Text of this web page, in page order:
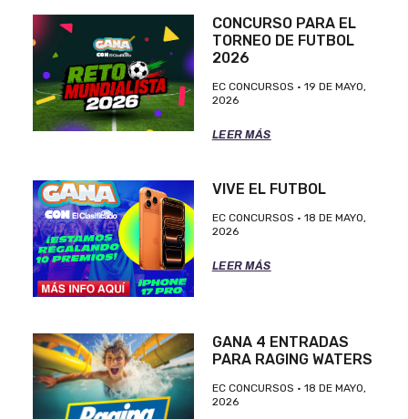
CONCURSO PARA EL
TORNEO DE FUTBOL
2026
EC CONCURSOS
19 DE MAYO,
2026
LEER MÁS
VIVE EL FUTBOL
EC CONCURSOS
18 DE MAYO,
2026
LEER MÁS
GANA 4 ENTRADAS
PARA RAGING WATERS
EC CONCURSOS
18 DE MAYO,
2026